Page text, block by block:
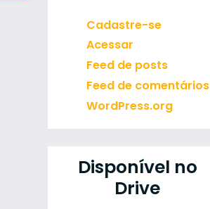
Cadastre-se
Acessar
Feed de posts
Feed de comentários
WordPress.org
Disponível no
Drive